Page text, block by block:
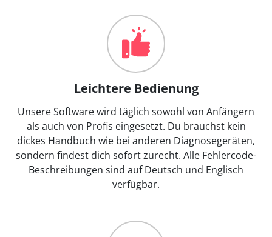
Leichtere Bedienung
Unsere Software wird täglich sowohl von Anfängern
als auch von Profis eingesetzt. Du brauchst kein
dickes Handbuch wie bei anderen Diagnosegeräten,
sondern findest dich sofort zurecht. Alle Fehlercode-
Beschreibungen sind auf Deutsch und Englisch
verfügbar.